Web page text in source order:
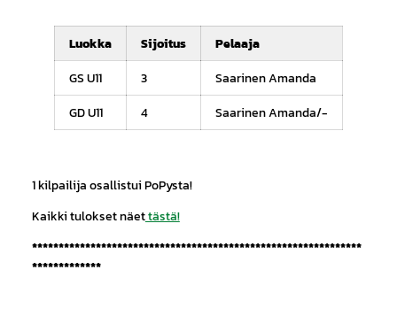
Luokka Sijoitus
Pelaaja
GS U11
3
Saarinen Amanda
GD U11
4 Saarinen Amanda/-
1 kilpailija osallistui PoPysta!
Kaikki tulokset näettästä!
**************************************************************
*************